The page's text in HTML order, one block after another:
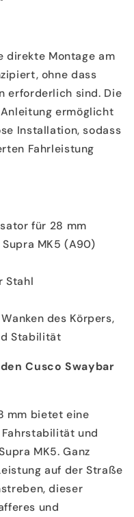
direkte Montage am
ohne dass
erforderlich sind. Die
ermöglicht
Installation, sodass
Fahrleistung
für 28 mm
Supra MK5 (A90)
Stahl
des Körpers,
Stabilität
Cusco Swaybar
mm bietet eine
und
MK5. Ganz
auf der Straße
dieser
und